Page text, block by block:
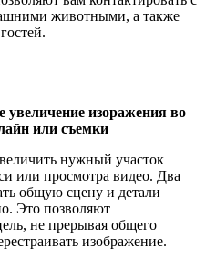
животными, а также
увеличение изоражения во
или съемки
нужный участок
или просмотра видео. Два
общую сцену и детали
Это позволяют
не прерывая общего
изображение.